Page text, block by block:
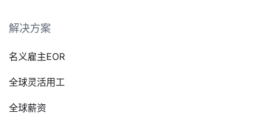
解决方案
名义雇主EOR
全球灵活用工
全球薪资